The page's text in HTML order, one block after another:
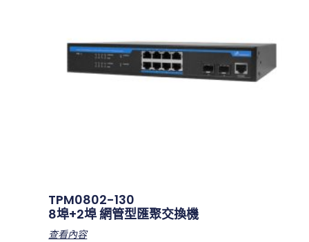
TPM0802-130
8埠+2埠 網管型匯聚交換機
查看內容